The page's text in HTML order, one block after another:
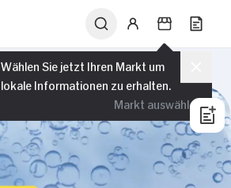
Wählen Sie jetzt Ihren Markt um
lokale Informationen zu erhalten.
Markt auswählen